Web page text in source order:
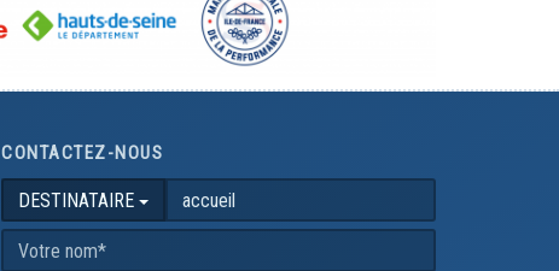
CONTACTEZ-NOUS
DESTINATAIRE